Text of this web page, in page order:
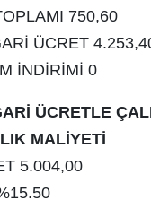
750,60
ÜCRET
İNDİRİMİ 0
ÜCRETLE
MALİYETİ
5.004,00